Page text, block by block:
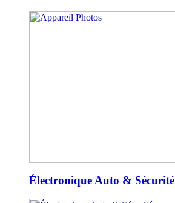
Électronique Auto & Sécurité